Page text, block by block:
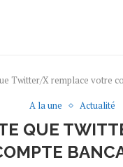
Twitter/X remplace votre
A la une
Actualité
QUE